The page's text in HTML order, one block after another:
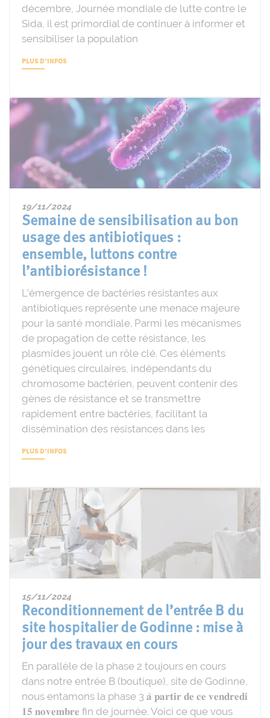
décembre, Journée mondiale de lutte contre le
Sida, il est primordial de continuer à informer et
sensibiliser la population
PLUS D'INFOS
19/11/2024
Semaine de sensibilisation au bon
usage des antibiotiques :
ensemble, luttons contre
l’antibiorésistance !
L’émergence de bactéries résistantes aux
antibiotiques représente une menace majeure
pour la santé mondiale. Parmi les mécanismes
de propagation de cette résistance, les
plasmides jouent un rôle clé. Ces éléments
génétiques circulaires, indépendants du
chromosome bactérien, peuvent contenir des
gènes de résistance et se transmettre
rapidement entre bactéries, facilitant la
dissémination des résistances dans les
PLUS D'INFOS
15/11/2024
Reconditionnement de l’entrée B du
site hospitalier de Godinne : mise à
jour des travaux en cours
En parallèle de la phase 2 toujours en cours
dans notre entrée B (boutique), site de Godinne,
nous entamons la phase 3 𝐚̀ 𝐩𝐚𝐫𝐭𝐢𝐫 𝐝𝐞 𝐜𝐞 𝐯𝐞𝐧𝐝𝐫𝐞𝐝𝐢
𝟏𝟓 𝐧𝐨𝐯𝐞𝐦𝐛𝐫𝐞 fin de journée. Voici ce que vous